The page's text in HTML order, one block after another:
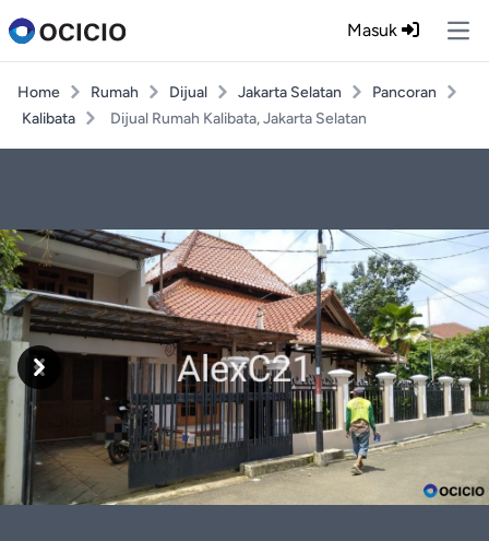
Masuk
Home Rumah Dijual Jakarta Selatan
Pancoran
Kalibata
Dijual Rumah Kalibata, Jakarta Selatan
Previous
Next